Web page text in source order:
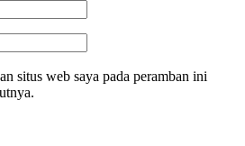
situs web saya pada peramban ini